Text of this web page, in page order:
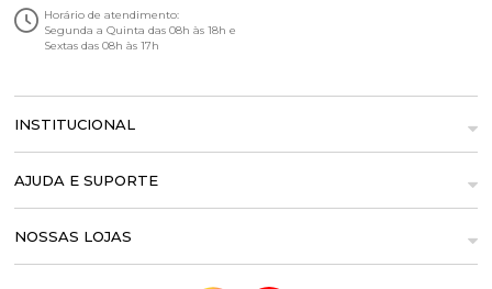
Horário de atendimento:
Segunda a Quinta das 08h às 18h e
Sextas das 08h às 17h
INSTITUCIONAL
AJUDA E SUPORTE
NOSSAS LOJAS